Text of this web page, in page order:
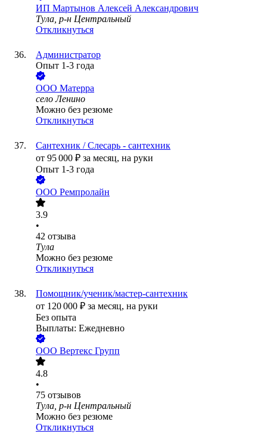
ИП Мартынов Алексей Александрович
Тула, р-н Центральный
Откликнуться
Администратор
Опыт 1-3 года
ООО Матерра
село Ленино
Можно без резюме
Откликнуться
Сантехник / Слесарь - сантехник
от 95 000 ₽ за месяц, на руки
Опыт 1-3 года
ООО Ремпролайн
3.9
•
42 отзыва
Тула
Можно без резюме
Откликнуться
Помощник/ученик/мастер-сантехник
от 120 000 ₽ за месяц, на руки
Без опыта
Выплаты: Ежедневно
ООО Вертекс Групп
4.8
•
75 отзывов
Тула, р-н Центральный
Можно без резюме
Откликнуться